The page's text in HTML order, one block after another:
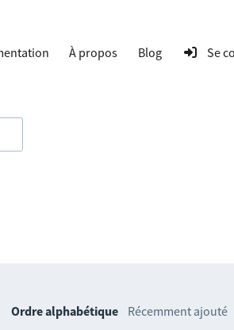
À propos Blog Se
Ordre alphabétique Récemment ajouté